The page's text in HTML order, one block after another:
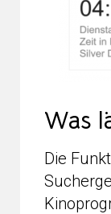
Was
Die